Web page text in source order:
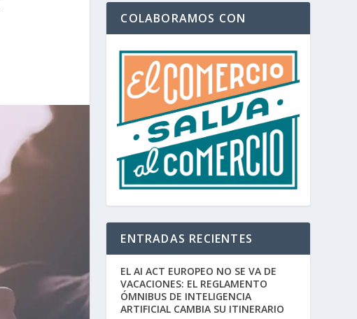
COLABORAMOS CON
ENTRADAS RECIENTES
EL AI ACT EUROPEO NO SE VA DE
VACACIONES: EL REGLAMENTO
ÓMNIBUS DE INTELIGENCIA
ARTIFICIAL CAMBIA SU ITINERARIO